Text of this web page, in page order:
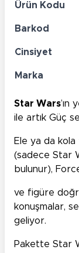
Ürün Kodu
Barkod
Cinsiyet
Marka
Star Wars
ile artık Güç
Ele ya da kola
(sadece Star
bulunur),
ve figüre
konuşmalar,
geliyor.
Pakette Star